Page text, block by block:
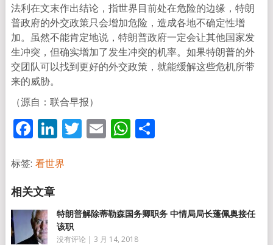
法利在文末作出结论，指世界目前处在危险的边缘，特朗
普政府的外交政策只会增加危险，造成各地不确定性增
加。虽然不能肯定地说，特朗普政府一定会让其他国家发
生冲突，但确实增加了发生冲突的机率。如果特朗普的外
交团队可以找到更好的外交政策，就能缓解这些危机所带
来的威胁。
（源自：联合早报）
Facebook
LinkedIn
Twitter
EmailWhatsApp
分
标签: 看世界
特朗普解除蒂勒森国务卿职务 中情局局长蓬佩奥接任
该职
没有评论 | 3 月 14, 2018